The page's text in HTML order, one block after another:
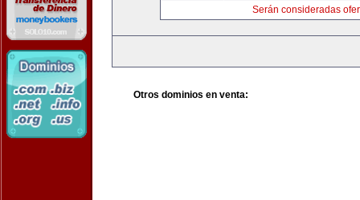
Serán consideradas
Otros dominios en venta: